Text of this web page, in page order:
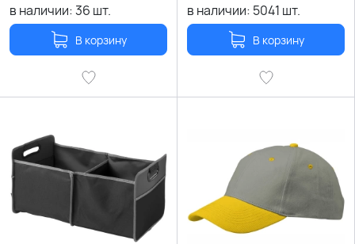
в наличии:36 шт.
В корзину
в наличии: 5041 шт.
В корзину